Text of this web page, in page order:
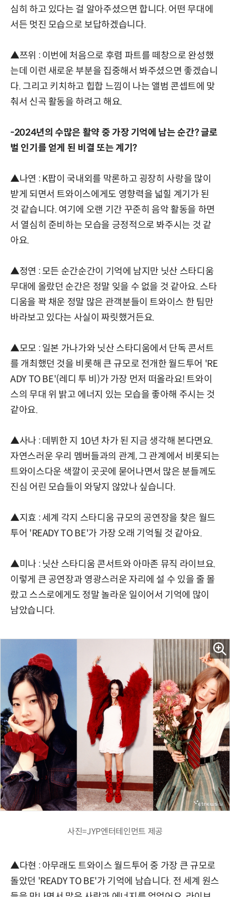
심히 하고 있다는 걸 알아주셨으면 합니다. 어떤 무대에
서든 멋진 모습으로 보답하겠습니다.
▲쯔위 : 이번에 처음으로 후렴 파트를 떼창으로 완성했
는데 이런 새로운 부분을 집중해서 봐주셨으면 좋겠습니
다. 그리고 키치하고 힙합 느낌이 나는 앨범 콘셉트에 맞
춰서 신곡 활동을 하려고 해요.
-2024년의 수많은 활약 중 가장 기억에 남는 순간? 글로
벌 인기를 얻게 된 비결 또는 계기?
▲나연 : K팝이 국내외를 막론하고 굉장히 사랑을 많이
받게 되면서 트와이스에게도 영향력을 넓힐 계기가 된
것 같습니다. 여기에 오랜 기간 꾸준히 음악 활동을 하면
서 열심히 준비하는 모습을 긍정적으로 봐주시는 것 같
아요.
▲정연 : 모든 순간순간이 기억에 남지만 닛산 스타디움
무대에 올랐던 순간은 정말 잊을 수 없을 것 같아요. 스타
디움을 꽉 채운 정말 많은 관객분들이 트와이스 한 팀만
바라보고 있다는 사실이 짜릿했거든요.
▲모모 : 일본 가나가와 닛산 스타디움에서 단독 콘서트
를 개최했던 것을 비롯해 큰 규모로 전개한 월드투어 'RE
ADY TO BE'(레디 투 비)가 가장 먼저 떠올라요! 트와이
스의 무대 위 밝고 에너지 있는 모습을 좋아해 주시는 것
같아요.
▲사나 : 데뷔한 지 10년 차가 된 지금 생각해 본다면요.
자연스러운 우리 멤버들과의 관계, 그 관계에서 비롯되는
트와이스다운 색깔이 곳곳에 묻어나면서 많은 분들께도
진심 어린 모습들이 와닿지 않았나 싶습니다.
▲지효 : 세계 각지 스타디움 규모의 공연장을 찾은 월드
투어 'READY TO BE'가 가장 오래 기억될 것 같아요.
▲미나 : 닛산 스타디움 콘서트와 아마존 뮤직 라이브요.
이렇게 큰 공연장과 영광스러운 자리에 설 수 있을 줄 몰
랐고 스스로에게도 정말 놀라운 일이어서 기억에 많이
남았습니다.
사진=JYP엔터테인먼트 제공
▲다현 : 아무래도 트와이스 월드투어 중 가장 큰 규모로
돌았던 'READY TO BE'가 기억에 남습니다. 전 세계 원스